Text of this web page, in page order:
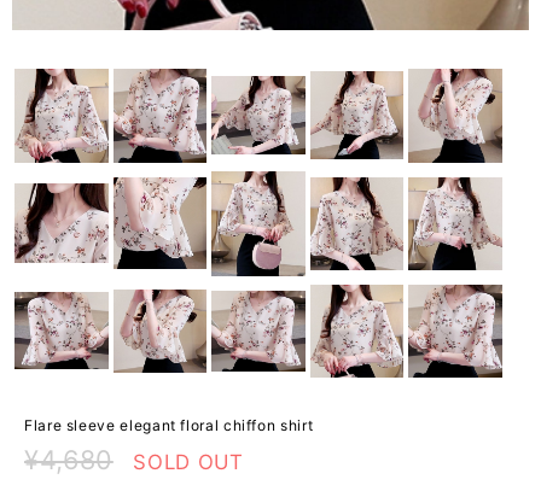
Flare sleeve elegant floral chiffon shirt
¥4,680 SOLD OUT